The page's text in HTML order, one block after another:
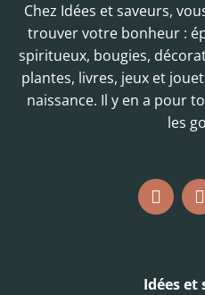
Chez Idées et saveurs,
trouver votre bonheur :
spiritueux, bougies,
plantes, livres, jeux et
naissance. Il y en a pour
les
Idées et